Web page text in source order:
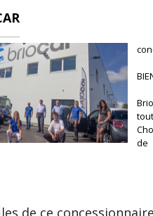
de
de ce concessionnaire